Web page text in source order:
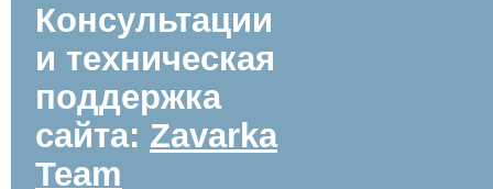
Консультации
и техническая
поддержка
сайта: Zavarka
Team